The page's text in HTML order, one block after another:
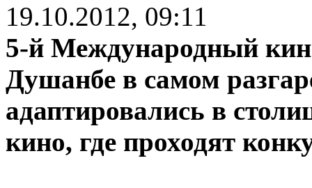
19.10.2012, 09:11
5-й Международный
Душанбе в самом
адаптировались в
кино, где проходят